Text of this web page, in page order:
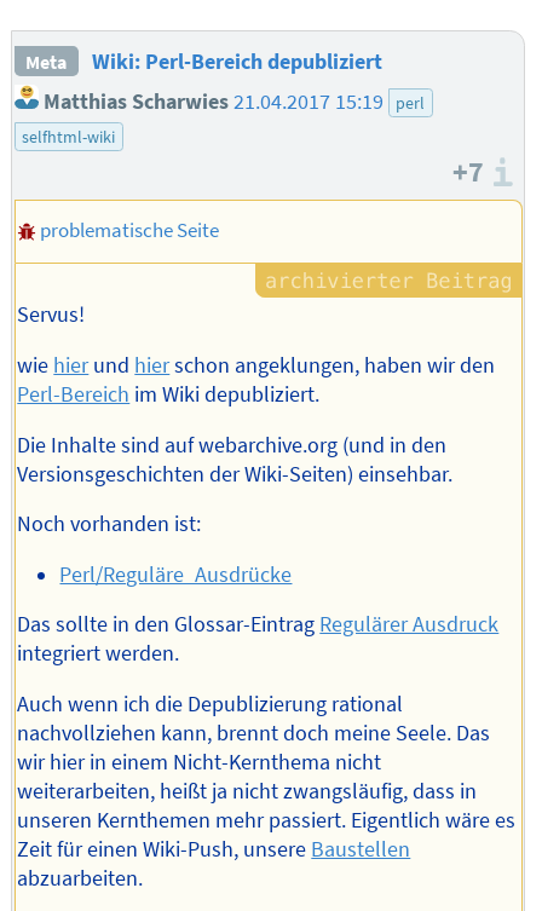
Meta
Wiki: Perl-Bereich depubliziert
Matthias Scharwies 21.04.2017 15:19
perl
selfhtml-wiki
+7
problematische Seite
Servus!
wie hierund hierschon angeklungen, haben wir den
Perl-Bereich im Wiki depubliziert.
Die Inhalte sind auf webarchive.org (und in den
Versionsgeschichten der Wiki-Seiten) einsehbar.
Noch vorhanden ist:
Perl/Reguläre_Ausdrücke
Das sollte in den Glossar-Eintrag Regulärer Ausdruck
integriert werden.
Auch wenn ich die Depublizierung rational
nachvollziehen kann, brennt doch meine Seele. Das
wir hier in einem Nicht-Kernthema nicht
weiterarbeiten, heißt ja nicht zwangsläufig, dass in
unseren Kernthemen mehr passiert. Eigentlich wäre es
Zeit für einen Wiki-Push, unsere Baustellen
abzuarbeiten.